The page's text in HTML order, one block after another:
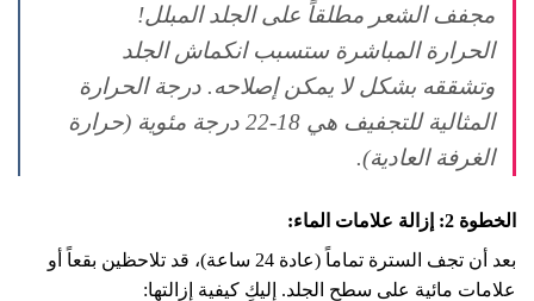
مجفف الشعر مطلقاً على الجلد المبلل!
الحرارة المباشرة ستسبب انكماش الجلد
وتشققه بشكل لا يمكن إصلاحه. درجة الحرارة
المثالية للتجفيف هي 18-22 درجة مئوية (حرارة
الغرفة العادية).
الخطوة 2: إزالة علامات الماء:
بعد أن تجف السترة تماماً (عادة 24 ساعة)، قد تلاحظين بقعاً أو
علامات مائية على سطح الجلد. إليكِ كيفية إزالتها: